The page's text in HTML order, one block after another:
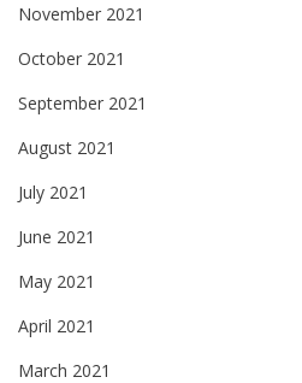
November 2021
October 2021
September 2021
August 2021
July 2021
June 2021
May 2021
April 2021
March 2021